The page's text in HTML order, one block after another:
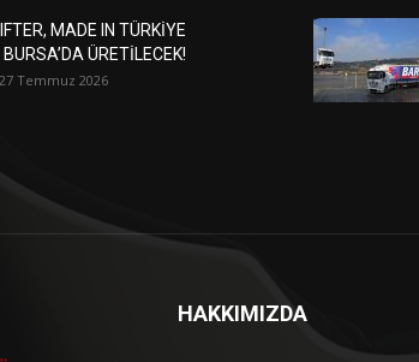
MADE IN TÜRKİYE
ÜRETİLECEK!
27 Temmuz 2026
HAKKIMIZDA